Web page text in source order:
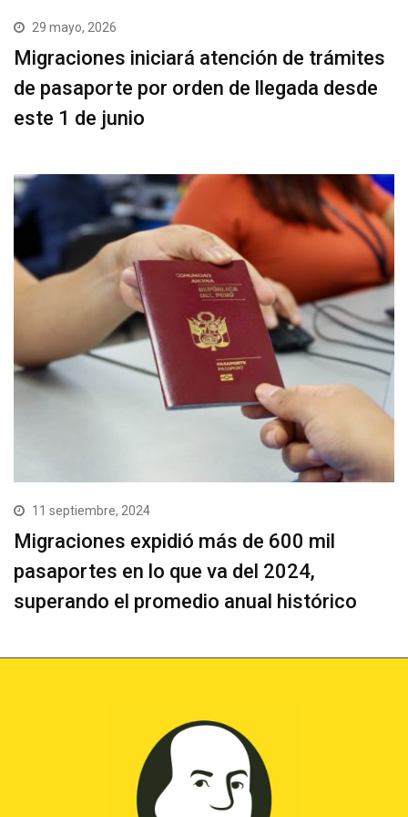
29 mayo, 2026
Migraciones iniciará atención de trámites
de pasaporte por orden de llegada desde
este 1 de junio
11 septiembre, 2024
Migraciones expidió más de 600 mil
pasaportes en lo que va del 2024,
superando el promedio anual histórico